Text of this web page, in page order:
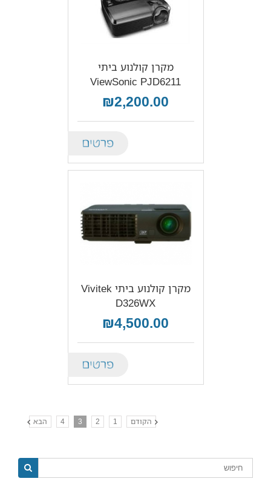
מקרן קולנוע ביתי
ViewSonic PJD6211
₪2,200.00
מקרן קולנוע ביתי Vivitek
D326WX
₪4,500.00
הקודם 1
2
3
4 הבא